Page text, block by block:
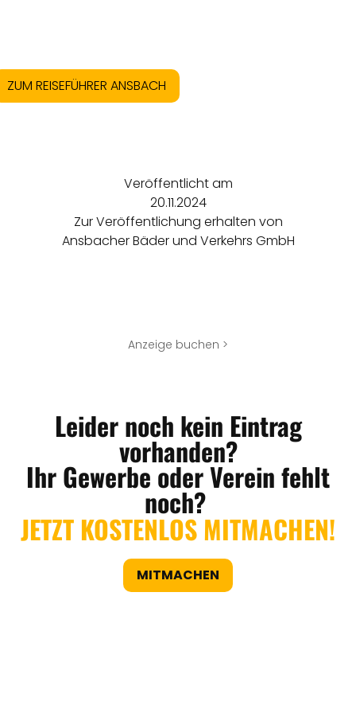
ZUM REISEFÜHRER ANSBACH
Veröffentlicht am
20.11.2024
Zur Veröffentlichung erhalten von
Ansbacher Bäder und Verkehrs GmbH
Anzeige buchen >
Leider noch kein Eintrag
vorhanden?
Ihr Gewerbe oder Verein fehlt
noch?
JETZT KOSTENLOS MITMACHEN!
MITMACHEN